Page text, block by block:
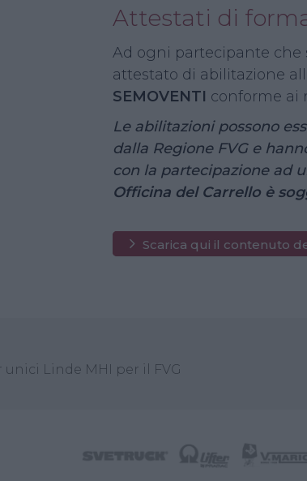
Attestati di
Ad ogni partecipante che
attestato di abilitazione
SEMOVENTI conforme ai
Le abilitazioni possono
dalla Regione FVG e
con la partecipazione ad
Officina del Carrello è
Scarica qui il contenuto
unici Linde MHI per il FVG